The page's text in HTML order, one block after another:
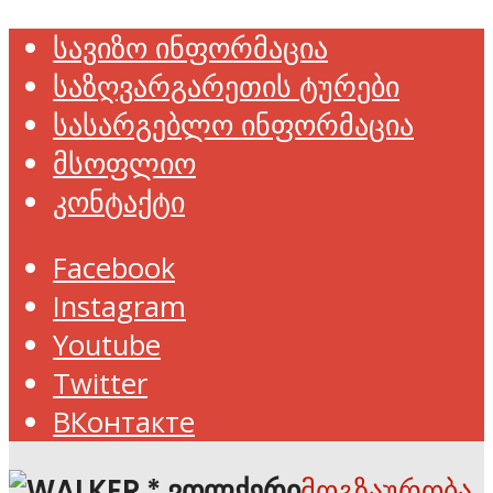
სავიზო ინფორმაცია
საზღვარგარეთის ტურები
სასარგებლო ინფორმაცია
მსოფლიო
კონტაქტი
Facebook
Instagram
Youtube
Twitter
ВКонтакте